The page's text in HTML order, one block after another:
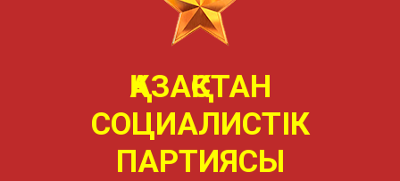
ҚАЗАҚСТАН
СОЦИАЛИСТIК
ПАРТИЯСЫ